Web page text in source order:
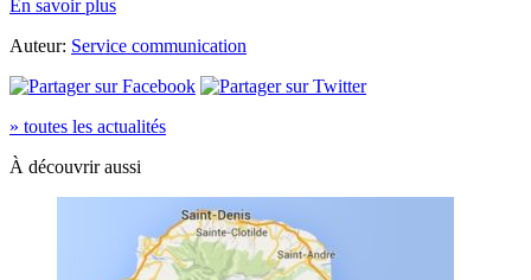
En savoir plus
Auteur: Service communication
» toutes les actualités
À découvrir aussi